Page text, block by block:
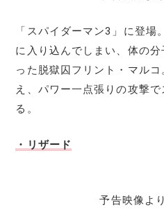
「スパイダーマン3」に登場
に入り込んでしまい、体の
った脱獄囚フリント・マル
え、パワー一点張りの攻撃
る。
・リザード
予告映像よ